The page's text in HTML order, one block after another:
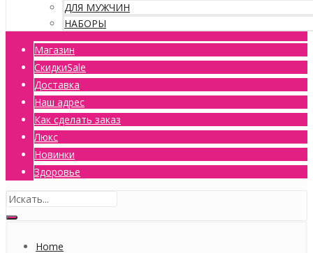
ДЛЯ МУЖЧИН
НАБОРЫ
Магазин
СкидкиSale
Доставка
Наш адрес
Как сделать заказ
Люкс
Новинки
Здоровье
Home